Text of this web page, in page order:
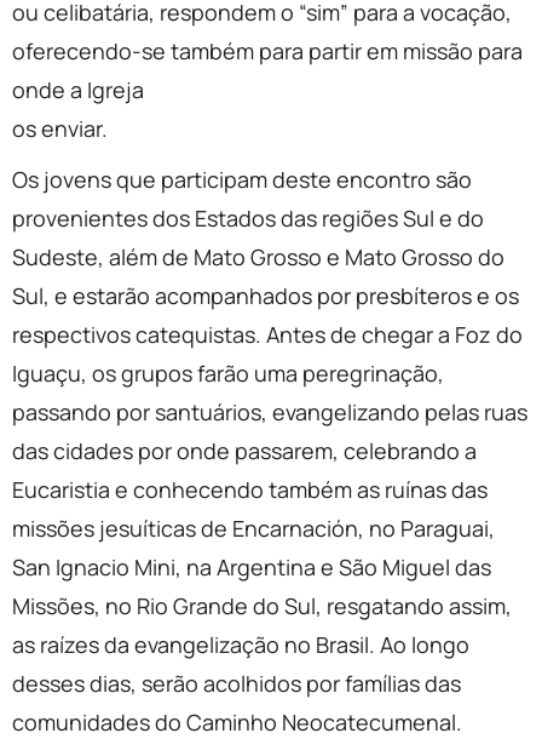
ou celibatária, respondem o “sim” para a vocação,
oferecendo-se também para partir em missão para
onde a Igreja
os enviar.
Os jovens que participam deste encontro são
provenientes dos Estados das regiões Sul e do
Sudeste, além de Mato Grosso e Mato Grosso do
Sul, e estarão acompanhados por presbíteros e os
respectivos catequistas. Antes de chegar a Foz do
Iguaçu, os grupos farão uma peregrinação,
passando por santuários, evangelizando pelas ruas
das cidades por onde passarem, celebrando a
Eucaristia e conhecendo também as ruínas das
missões jesuíticas de Encarnación, no Paraguai,
San Ignacio Mini, na Argentina e São Miguel das
Missões, no Rio Grande do Sul, resgatando assim,
as raízes da evangelização no Brasil. Ao longo
desses dias, serão acolhidos por famílias das
comunidades do Caminho Neocatecumenal.